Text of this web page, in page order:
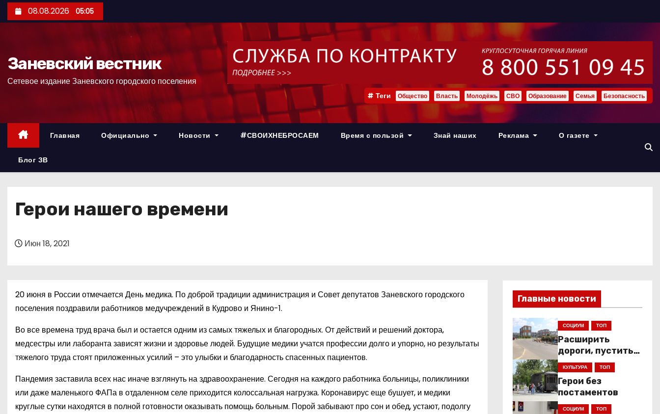
е
р
08.08.2026 05:05
Заневский вестник
Сетевое издание Заневского городского поселения
Теги Общество Власть Молодёжь СВО Образование Семья Безопасность
Главная Официально Новости #СВОИХНЕБРОСАЕМ Время с пользой Знай наших Реклама О газете
Блог ЗВ
Герои нашего времени
Июн 18, 2021
20 июня в России отмечается День медика. По доброй традиции администрация и Совет депутатов Заневского городского
поселения поздравили работников медучреждений в Кудрово и Янино-1.
Во все времена труд врача был и остается одним из самых тяжелых и благородных. От действий и решений доктора,
медсестры или лаборанта зависят жизни и здоровье людей. Будущие медики учатся профессии долго и упорно, но результаты
тяжелого труда стоят приложенных усилий – это улыбки и благодарность спасенных пациентов.
Пандемия заставила всех нас иначе взглянуть на здравоохранение. Сегодня на каждого работника больницы, поликлиники
или даже маленького ФАПа в отдаленном селе приходится колоссальная нагрузка. Коронавирус еще бушует, и медики
круглые сутки находятся в полной готовности оказывать помощь больным. Порой забывают про сон и обед, устают, подолгу
Главные новости
СОЦИУМ ТОП
Расширить
дороги, пустить
низкопольники
КУЛЬТУРА ТОП
Герои без
постаментов
СОЦИУМ ТОП